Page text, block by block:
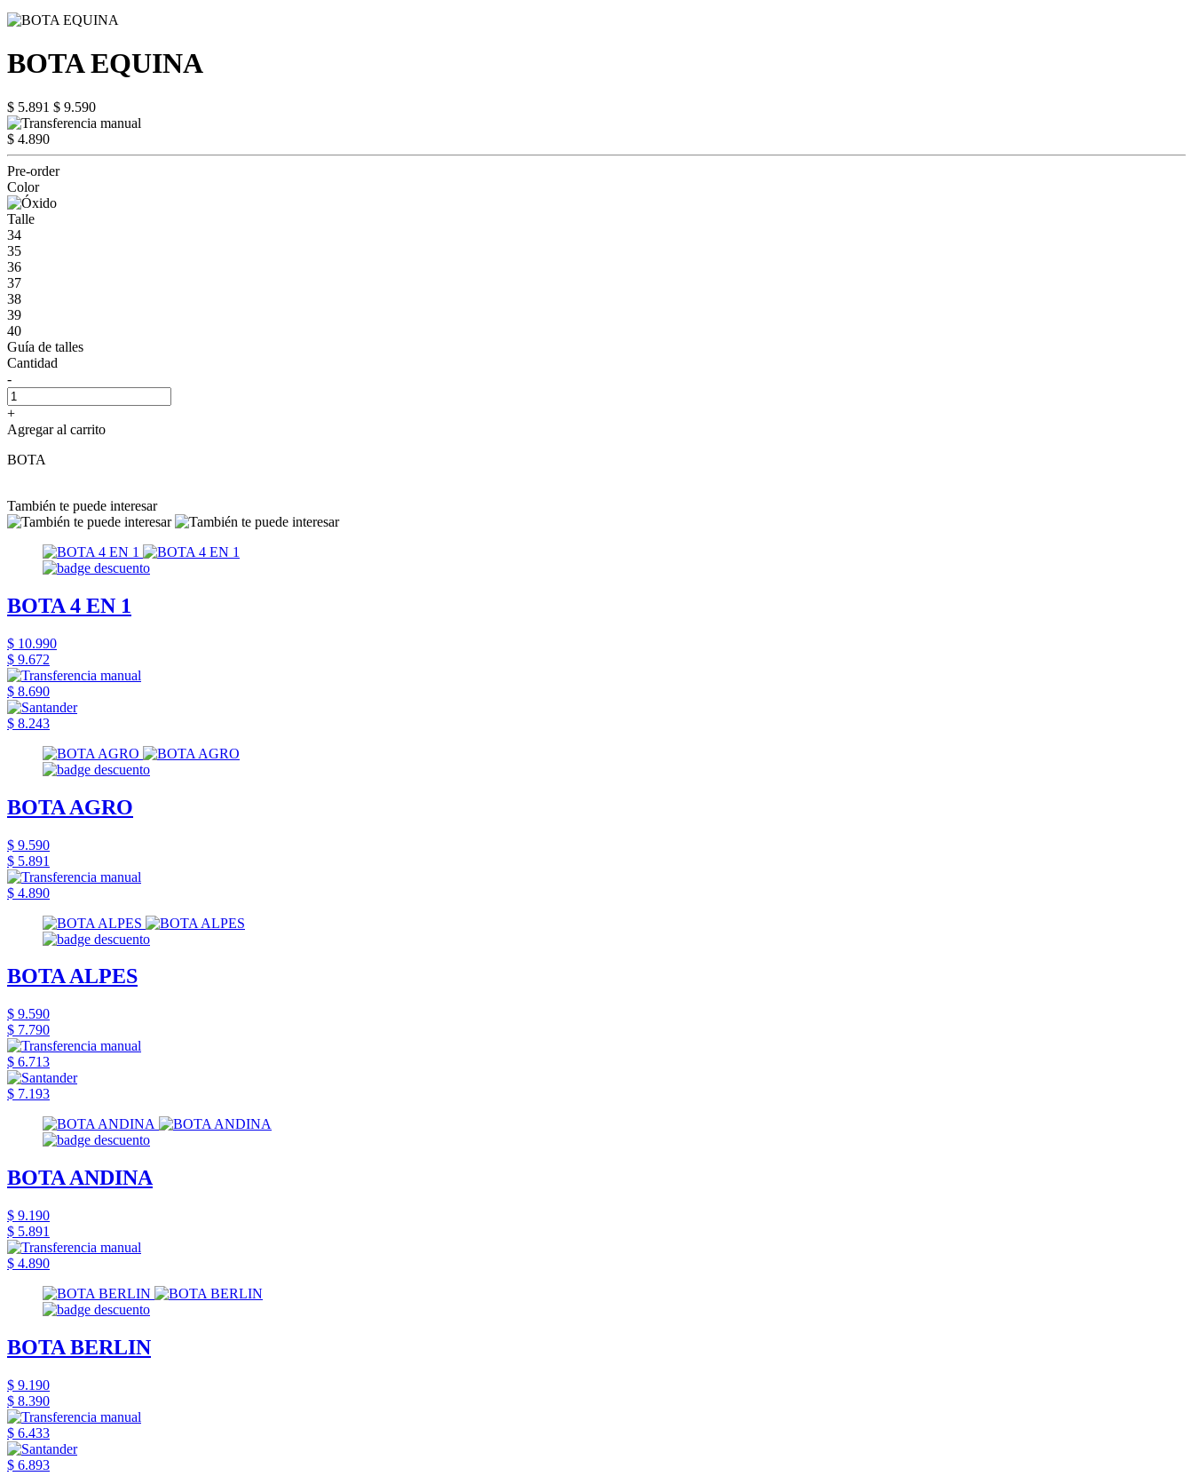
BOTA EQUINA
$ 5.891 $ 9.590
$ 4.890
Pre-order
Color
Talle
34
35
36
37
38
39
40
Guía de talles
Cantidad
-
+
Agregar al carrito
BOTA
También te puede interesar
BOTA 4 EN 1
$ 10.990
$ 9.672
$ 8.690
$ 8.243
BOTA AGRO
$ 9.590
$ 5.891
$ 4.890
BOTA ALPES
$ 9.590
$ 7.790
$ 6.713
$ 7.193
BOTA ANDINA
$ 9.190
$ 5.891
$ 4.890
BOTA BERLIN
$ 9.190
$ 8.390
$ 6.433
$ 6.893